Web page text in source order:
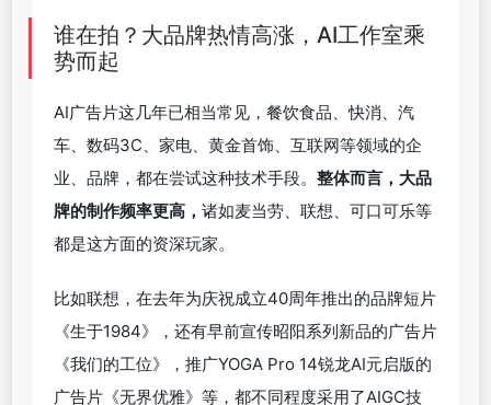
谁在拍？大品牌热情高涨，AI工作室乘
势而起
AI广告片这几年已相当常见，餐饮食品、快消、汽
车、数码3C、家电、黄金首饰、互联网等领域的企
业、品牌，都在尝试这种技术手段。 整体而言，大品
牌的制作频率更高， 诸如麦当劳、联想、可口可乐等
都是这方面的资深玩家。
比如联想，在去年为庆祝成立40周年推出的品牌短片
《生于1984》，还有早前宣传昭阳系列新品的广告片
《我们的工位》，推广YOGA Pro 14锐龙AI元启版的
广告片《无界优雅》等，都不同程度采用了AIGC技